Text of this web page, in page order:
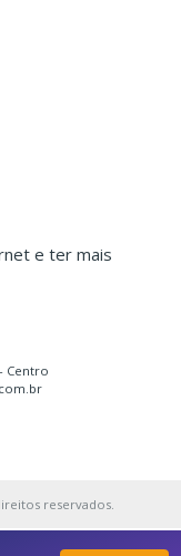
Centro
e ter mais
reservados.